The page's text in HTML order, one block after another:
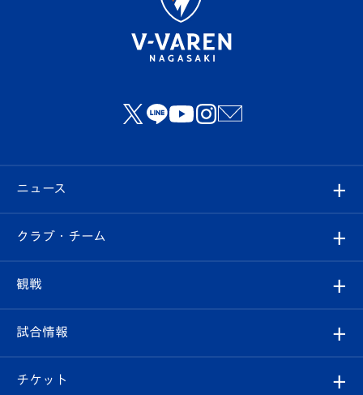
ニュース
すべて
クラブ
試合情報
クラブ・チーム
クラブ概要
観戦
観戦ルール
試合情報
試合日程/結果
チケット